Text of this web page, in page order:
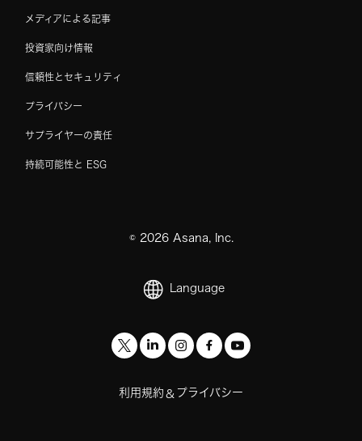
メディアによる記事
投資家向け情報
信頼性とセキュリティ
プライバシー
サプライヤーの責任
持続可能性と ESG
© 2026Asana, Inc.
Language
利用規約 & プライバシー